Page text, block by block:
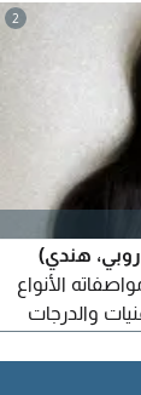
2
هندي)
الأنواع
والدرجات
سريع وآمن